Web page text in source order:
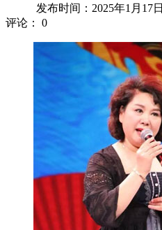
发布时间：2025年1月17日
评论：
0